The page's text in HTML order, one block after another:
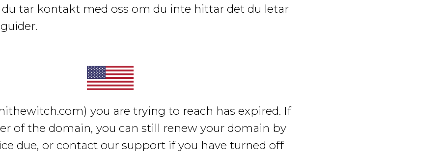
tar kontakt med oss om du inte hittar det du letar
you are trying to reach has expired. If
of the domain, you can still renew your domain by
due, or contact our support if you have turned off